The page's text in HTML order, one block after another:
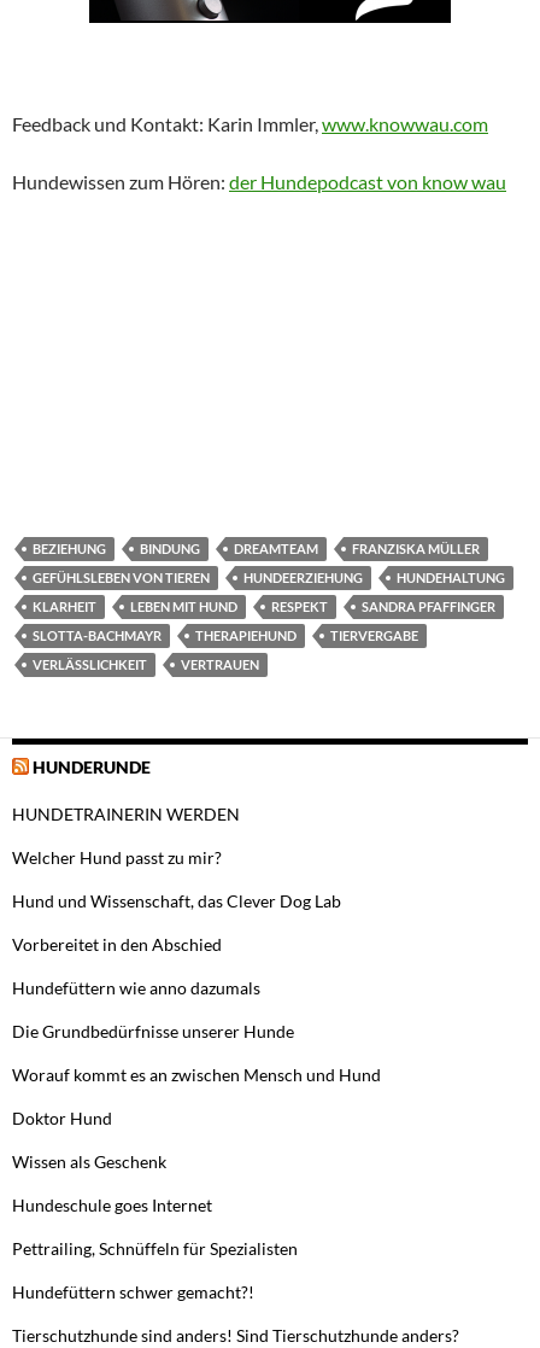
Feedback und Kontakt: Karin Immler,www.knowwau.com
Hundewissen zum Hören: der Hundepodcast von know wau
BEZIEHUNG BINDUNG DREAMTEAM
FRANZISKA MÜLLER
GEFÜHLSLEBEN VON TIEREN
HUNDEERZIEHUNG
HUNDEHALTUNG
KLARHEIT
LEBEN MIT HUND RESPEKT
SANDRA PFAFFINGER
SLOTTA-BACHMAYR
THERAPIEHUND
TIERVERGABE
VERLÄSSLICHKEIT
VERTRAUEN
HUNDERUNDE
HUNDETRAINERIN WERDEN
Welcher Hund passt zu mir?
Hund und Wissenschaft, das Clever Dog Lab
Vorbereitet in den Abschied
Hundefüttern wie anno dazumals
Die Grundbedürfnisse unserer Hunde
Worauf kommt es an zwischen Mensch und Hund
Doktor Hund
Wissen als Geschenk
Hundeschule goes Internet
Pettrailing, Schnüffeln für Spezialisten
Hundefüttern schwer gemacht?!
Tierschutzhunde sind anders! Sind Tierschutzhunde anders?